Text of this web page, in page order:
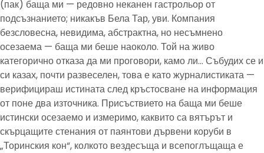
(пак) баща ми — редовно неканен гастрольор от
подсъзнанието; никакъв Бела Тар, уви. Компания
безсловесна, невидима, абстрактна, но несъмнено
осезаема — баща ми беше наоколо. Той на живо
категорично отказа да ми проговори, камо ли… Събудих се и
си казах, почти развеселен, това е като журналистиката —
верифицираш истината след кръстосване на информация
от поне два източника. Присъствието на баща ми беше
истински осезаемо и измеримо, каквито са вятърът и
скърцащите стенания от паянтови дървени коруби в
„Торинския кон“, колкото вездесъща и всепоглъщаща е